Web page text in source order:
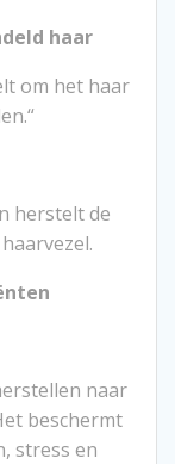
haar
om het haar
herstelt de
naar
beschermt
stress en